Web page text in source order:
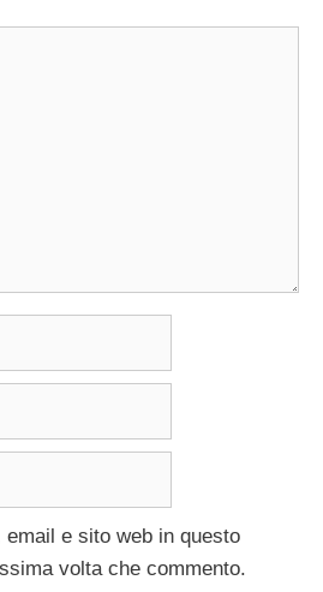
e sito web in questo
volta che commento.